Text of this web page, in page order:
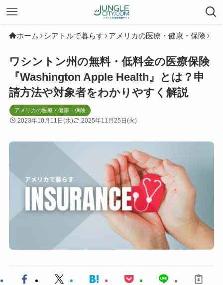
ホーム シアトルで暮らす アメリカの医療・健康・保険
ワシントン州の無料・低料金の医療保険
『Washington Apple Health』とは？申
請方法や対象者をわかりやすく解説
アメリカの医療・健康・保険
2023年10月11日(水) 2025年11月25日(火)